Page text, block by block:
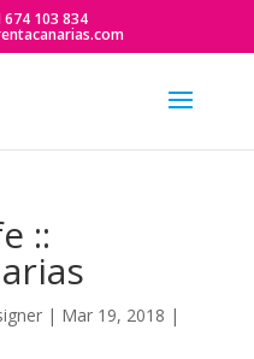
674 103 834
::
| Mar 19, 2018 |